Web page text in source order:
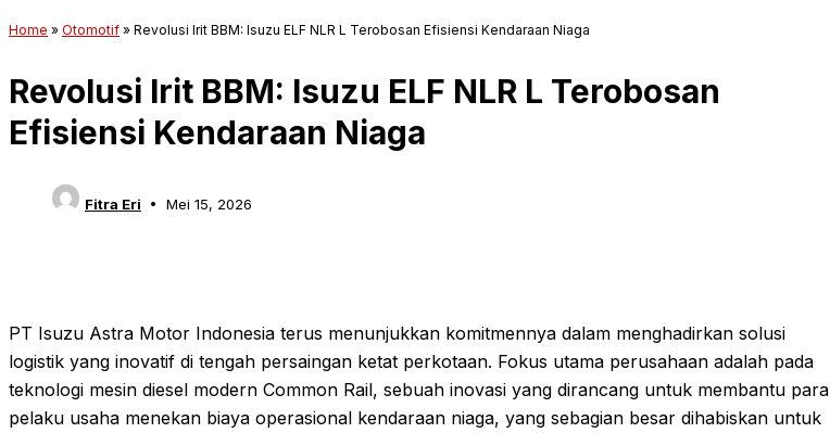
Home » Otomotif » Revolusi Irit BBM: Isuzu ELF NLR L Terobosan Efisiensi Kendaraan Niaga
Revolusi Irit BBM: Isuzu ELF NLR L Terobosan
Efisiensi Kendaraan Niaga
Fitra Eri Mei 15, 2026
PT Isuzu Astra Motor Indonesia terus menunjukkan komitmennya dalam menghadirkan solusi
logistik yang inovatif di tengah persaingan ketat perkotaan. Fokus utama perusahaan adalah pada
teknologi mesin diesel modern Common Rail, sebuah inovasi yang dirancang untuk membantu para
pelaku usaha menekan biaya operasional kendaraan niaga, yang sebagian besar dihabiskan untuk